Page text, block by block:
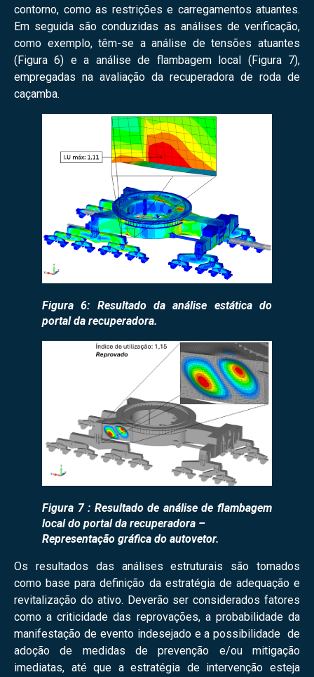
contorno, como as restrições e carregamentos atuantes.
Em seguida são conduzidas as análises de verificação,
como exemplo, têm-se a análise de tensões atuantes
(Figura 6) e a análise de flambagem local (Figura 7),
empregadas na avaliação da recuperadora de roda de
caçamba.
Figura 6: Resultado da análise estática do
portal da recuperadora.
Figura 7 : Resultado de análise de flambagem
local do portal da recuperadora –
Representação gráfica do autovetor.
Os resultados das análises estruturais são tomados
como base para definição da estratégia de adequação e
revitalização do ativo. Deverão ser considerados fatores
como a criticidade das reprovações, a probabilidade da
manifestação de evento indesejado e a possibilidade de
adoção de medidas de prevenção e/ou mitigação
imediatas, até que a estratégia de intervenção esteja